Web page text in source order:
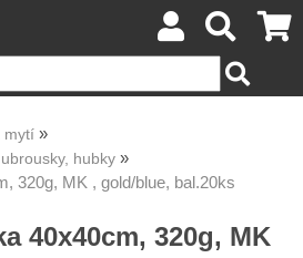
mytí
hubky
320g, MK , gold/blue, bal.20ks
40x40cm, 320g, MK